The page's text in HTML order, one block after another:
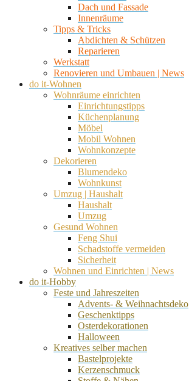
Dach und Fassade
Innenräume
Tipps & Tricks
Abdichten & Schützen
Reparieren
Werkstatt
Renovieren und Umbauen | News
do it-Wohnen
Wohnräume einrichten
Einrichtungstipps
Küchenplanung
Möbel
Mobil Wohnen
Wohnkonzepte
Dekorieren
Blumendeko
Wohnkunst
Umzug | Haushalt
Haushalt
Umzug
Gesund Wohnen
Feng Shui
Schadstoffe vermeiden
Sicherheit
Wohnen und Einrichten | News
do it-Hobby
Feste und Jahreszeiten
Advents- & Weihnachtsdeko
Geschenktipps
Osterdekorationen
Halloween
Kreatives selber machen
Bastelprojekte
Kerzenschmuck